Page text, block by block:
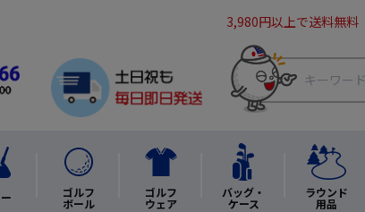
3,980円以上で送料無料
ゴルフ
ボール
ゴルフ
ウェア
バッグ・
ケース
ラウンド
用品